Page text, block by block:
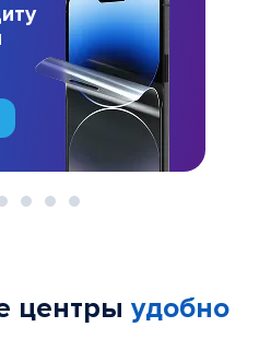
центры удобно